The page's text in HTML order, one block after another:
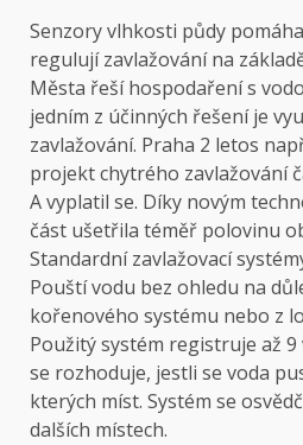
Senzory vlhkosti půdy
regulují zavlažování na
Města řeší hospodaření s
jedním z účinných řešení je
zavlažování. Praha 2 letos
projekt chytrého zavlažování
A vyplatil se. Díky novým
část ušetřila téměř polovinu
Standardní zavlažovací
Pouští vodu bez ohledu na
kořenového systému nebo z
Použitý systém registruje až
se rozhoduje, jestli se voda
kterých míst. Systém se
dalších místech.